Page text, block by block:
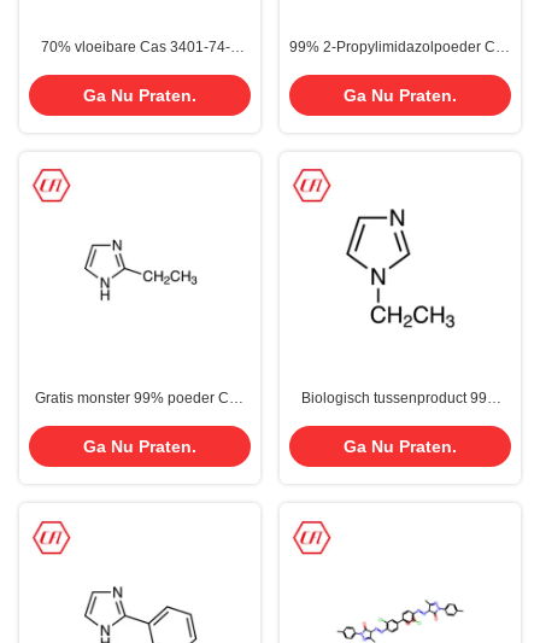
70% vloeibare Cas 3401-74-9
ammoniumchloride voor
Ga Nu Praten.
99% 2-Propylimidazolpoeder Cas
Ga Nu Praten.
Gratis monster 99% poeder Cas
voorraad
Ga Nu Praten.
Biologisch tussenproduct 99%
Ethylimidazol/1-Ethylimidazol
Cas 7098-07-9
Ga Nu Praten.